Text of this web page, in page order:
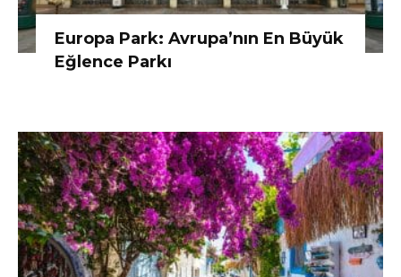
Europa Park: Avrupa’nın En Büyük
Eğlence Parkı